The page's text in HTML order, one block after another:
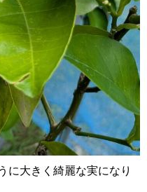
に大きく綺麗な実になり